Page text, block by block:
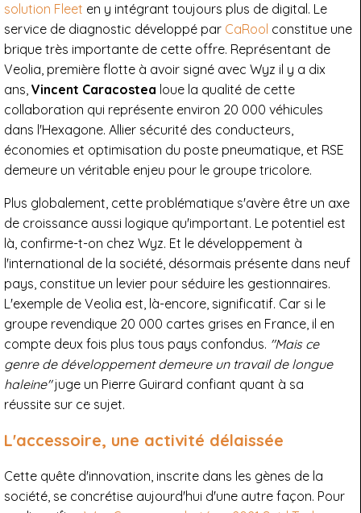
solution Fleet en y intégrant toujours plus de digital. Le
service de diagnostic développé par CaRool constitue une
brique très importante de cette offre. Représentant de
Veolia, première flotte à avoir signé avec Wyz il y a dix
ans, Vincent Caracostea loue la qualité de cette
collaboration qui représente environ 20 000 véhicules
dans l'Hexagone. Allier sécurité des conducteurs,
économies et optimisation du poste pneumatique, et RSE
demeure un véritable enjeu pour le groupe tricolore.
Plus globalement, cette problématique s'avère être un axe
de croissance aussi logique qu'important. Le potentiel est
là, confirme-t-on chez Wyz. Et le développement à
l'international de la société, désormais présente dans neuf
pays, constitue un levier pour séduire les gestionnaires.
L'exemple de Veolia est, là-encore, significatif. Car si le
groupe revendique 20 000 cartes grises en France, il en
compte deux fois plus tous pays confondus. "Mais ce
genre de développement demeure un travail de longue
haleine"juge un Pierre Guirard confiant quant à sa
réussite sur ce sujet.
L'accessoire, une activité délaissée
Cette quête d'innovation, inscrite dans les gènes de la
société, se concrétise aujourd'hui d'une autre façon. Pour